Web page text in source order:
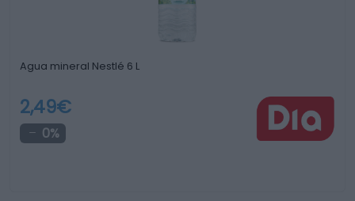
Agua mineral Nestlé 6 L
2,49€
0%